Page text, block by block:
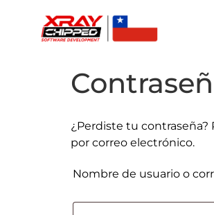
¿Perdiste tu contraseña?
por correo electrónico.
Nombre de usuario o